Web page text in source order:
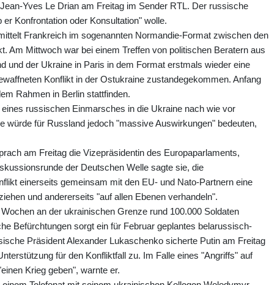
Yves Le Drian am Freitag im Sender RTL. Der russische
Konfrontation oder Konsultation" wolle.
Frankreich im sogenannten Normandie-Format zwischen den
Am Mittwoch war bei einem Treffen von politischen Beratern aus
und der Ukraine in Paris in dem Format erstmals wieder eine
Konflikt in der Ostukraine zustandegekommen. Anfang
Rahmen in Berlin stattfinden.
russischen Einmarsches in die Ukraine nach wie vor
würde für Russland jedoch "massive Auswirkungen" bedeuten,
am Freitag die Vizepräsidentin des Europaparlaments,
der Deutschen Welle sagte sie, die
einerseits gemeinsam mit den EU- und Nato-Partnern eine
und andererseits "auf allen Ebenen verhandeln".
an der ukrainischen Grenze rund 100.000 Soldaten
Befürchtungen sorgt ein für Februar geplantes belarussisch-
Präsident Alexander Lukaschenko sicherte Putin am Freitag
für den Konfliktfall zu. Im Falle eines "Angriffs" auf
Krieg geben", warnte er.